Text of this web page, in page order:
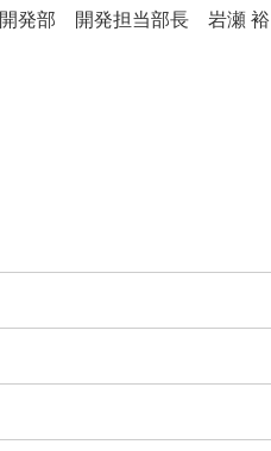
開発部 開発担当部長 岩瀬 裕